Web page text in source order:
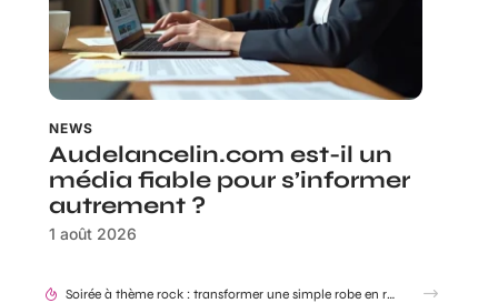
NEWS
Audelancelin.com est-il un
média fiable pour s’informer
autrement ?
1 août 2026